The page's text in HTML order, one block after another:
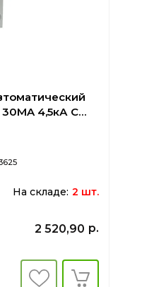
4,5кА C
На складе: 2 шт.
2 520,90 р.